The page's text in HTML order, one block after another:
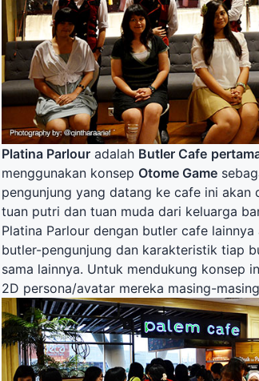
Platina Parlour adalah Butler Cafe
menggunakan konsep Otome Game
pengunjung yang datang ke cafe ini akan
tuan putri dan tuan muda dari keluarga
Platina Parlour dengan butler cafe
butler-pengunjung dan karakteristik tiap
sama lainnya. Untuk mendukung konsep
2D persona/avatar mereka masing-